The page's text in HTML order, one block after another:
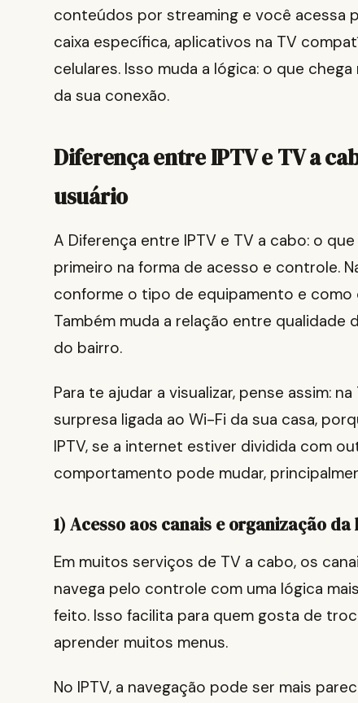
conteúdos por streaming e você acessa
caixa específica, aplicativos na TV
celulares. Isso muda a lógica: o que
da sua conexão.
Diferença entre IPTV e TV a
usuário
A Diferença entre IPTV e TV a cabo: o
primeiro na forma de acesso e controle.
conforme o tipo de equipamento e como
Também muda a relação entre qualidade
do bairro.
Para te ajudar a visualizar, pense assim:
surpresa ligada ao Wi-Fi da sua casa,
IPTV, se a internet estiver dividida com
comportamento pode mudar,
1) Acesso aos canais e organização da
Em muitos serviços de TV a cabo, os
navega pelo controle com uma lógica
feito. Isso facilita para quem gosta de
aprender muitos menus.
No IPTV, a navegação pode ser mais